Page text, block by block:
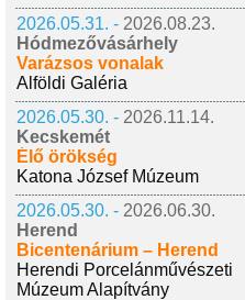
2026.05.31. - 2026.08.23.
Hódmezővásárhely
Varázsos vonalak
Alföldi Galéria
2026.05.30. - 2026.11.14.
Kecskemét
Élő örökség
Katona József Múzeum
2026.05.30. - 2026.06.30.
Herend
Bicentenárium – Herend
Herendi Porcelánművészeti
Múzeum Alapítvány